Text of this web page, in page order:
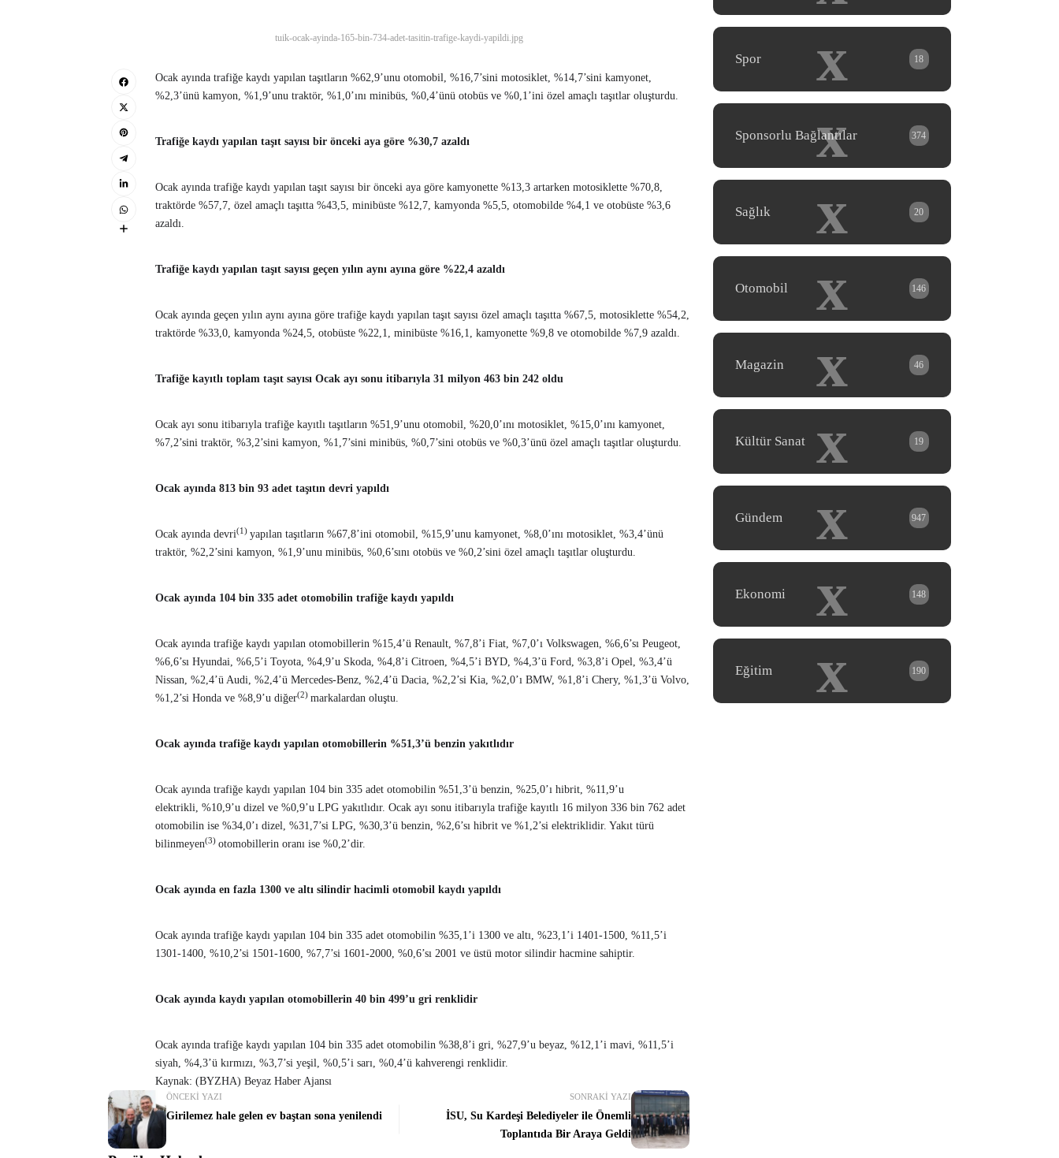
tuik-ocak-ayinda-165-bin-734-adet-tasitin-trafige-kaydi-yapildi.jpg
Ocak ayında trafiğe kaydı yapılan taşıtların %62,9’unu otomobil, %16,7’sini motosiklet, %14,7’sini kamyonet,
%2,3’ünü kamyon, %1,9’unu traktör, %1,0’ını minibüs, %0,4’ünü otobüs ve %0,1’ini özel amaçlı taşıtlar oluşturdu.
Trafiğe kaydı yapılan taşıt sayısı bir önceki aya göre %30,7 azaldı
Ocak ayında trafiğe kaydı yapılan taşıt sayısı bir önceki aya göre kamyonette %13,3 artarken motosiklette %70,8,
traktörde %57,7, özel amaçlı taşıtta %43,5, minibüste %12,7, kamyonda %5,5, otomobilde %4,1 ve otobüste %3,6
azaldı.
Trafiğe kaydı yapılan taşıt sayısı geçen yılın aynı ayına göre %22,4 azaldı
Ocak ayında geçen yılın aynı ayına göre trafiğe kaydı yapılan taşıt sayısı özel amaçlı taşıtta %67,5, motosiklette %54,2,
traktörde %33,0, kamyonda %24,5, otobüste %22,1, minibüste %16,1, kamyonette %9,8 ve otomobilde %7,9 azaldı.
Trafiğe kayıtlı toplam taşıt sayısı Ocak ayı sonu itibarıyla 31 milyon 463 bin 242 oldu
Ocak ayı sonu itibarıyla trafiğe kayıtlı taşıtların %51,9’unu otomobil, %20,0’ını motosiklet, %15,0’ını kamyonet,
%7,2’sini traktör, %3,2’sini kamyon, %1,7’sini minibüs, %0,7’sini otobüs ve %0,3’ünü özel amaçlı taşıtlar oluşturdu.
Ocak ayında 813 bin 93 adet taşıtın devri yapıldı
Ocak ayında devri(1) yapılan taşıtların %67,8’ini otomobil, %15,9’unu kamyonet, %8,0’ını motosiklet, %3,4’ünü
traktör, %2,2’sini kamyon, %1,9’unu minibüs, %0,6’sını otobüs ve %0,2’sini özel amaçlı taşıtlar oluşturdu.
Ocak ayında 104 bin 335 adet otomobilin trafiğe kaydı yapıldı
Ocak ayında trafiğe kaydı yapılan otomobillerin %15,4’ü Renault, %7,8’i Fiat, %7,0’ı Volkswagen, %6,6’sı Peugeot,
%6,6’sı Hyundai, %6,5’i Toyota, %4,9’u Skoda, %4,8’i Citroen, %4,5’i BYD, %4,3’ü Ford, %3,8’i Opel, %3,4’ü
Nissan, %2,4’ü Audi, %2,4’ü Mercedes-Benz, %2,4’ü Dacia, %2,2’si Kia, %2,0’ı BMW, %1,8’i Chery, %1,3’ü Volvo,
%1,2’si Honda ve %8,9’u diğer(2) markalardan oluştu.
Ocak ayında trafiğe kaydı yapılan otomobillerin %51,3’ü benzin yakıtlıdır
Ocak ayında trafiğe kaydı yapılan 104 bin 335 adet otomobilin %51,3’ü benzin, %25,0’ı hibrit, %11,9’u
elektrikli, %10,9’u dizel ve %0,9’u LPG yakıtlıdır. Ocak ayı sonu itibarıyla trafiğe kayıtlı 16 milyon 336 bin 762 adet
otomobilin ise %34,0’ı dizel, %31,7’si LPG, %30,3’ü benzin, %2,6’sı hibrit ve %1,2’si elektriklidir. Yakıt türü
bilinmeyen(3) otomobillerin oranı ise %0,2’dir.
Ocak ayında en fazla 1300 ve altı silindir hacimli otomobil kaydı yapıldı
Ocak ayında trafiğe kaydı yapılan 104 bin 335 adet otomobilin %35,1’i 1300 ve altı, %23,1’i 1401-1500, %11,5’i
1301-1400, %10,2’si 1501-1600, %7,7’si 1601-2000, %0,6’sı 2001 ve üstü motor silindir hacmine sahiptir.
Ocak ayında kaydı yapılan otomobillerin 40 bin 499’u gri renklidir
Ocak ayında trafiğe kaydı yapılan 104 bin 335 adet otomobilin %38,8’i gri, %27,9’u beyaz, %12,1’i mavi, %11,5’i
siyah, %4,3’ü kırmızı, %3,7’si yeşil, %0,5’i sarı, %0,4’ü kahverengi renklidir.
Kaynak: (BYZHA) Beyaz Haber Ajansı
ÖNCEKI YAZI
Girilemez hale gelen ev baştan sona yenilendi
SONRAKI YAZI
İSU, Su Kardeşi Belediyeler ile Önemli
Toplantıda Bir Araya Geldi
x
Spor 18
x
Sponsorlu Bağlantılar 374
x
Sağlık 20
x
Otomobil 146
x
Magazin 46
x
Kültür Sanat 19
x
Gündem 947
x
Ekonomi 148
x
Eğitim 190